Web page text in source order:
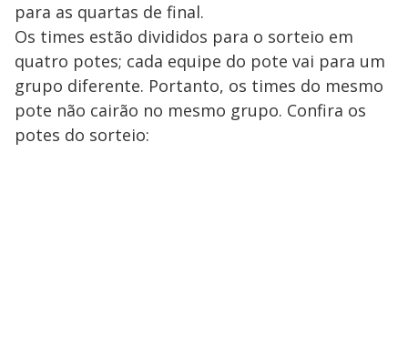
para as quartas de final.
Os times estão divididos para o sorteio em
quatro potes; cada equipe do pote vai para um
grupo diferente. Portanto, os times do mesmo
pote não cairão no mesmo grupo. Confira os
potes do sorteio: